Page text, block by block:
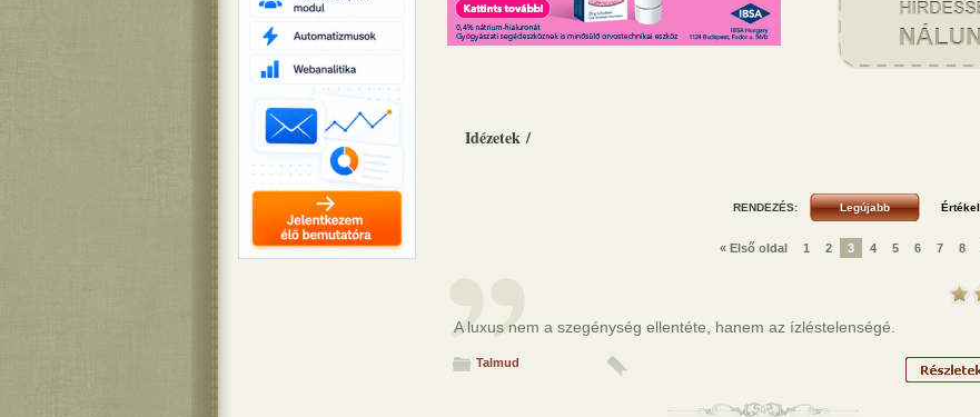
Idézetek /
RENDEZÉS:
« Első oldal 1 2 3 4 5 6 7 8
A luxus nem a szegénység ellentéte, hanem az ízléstelenségé.
Talmud